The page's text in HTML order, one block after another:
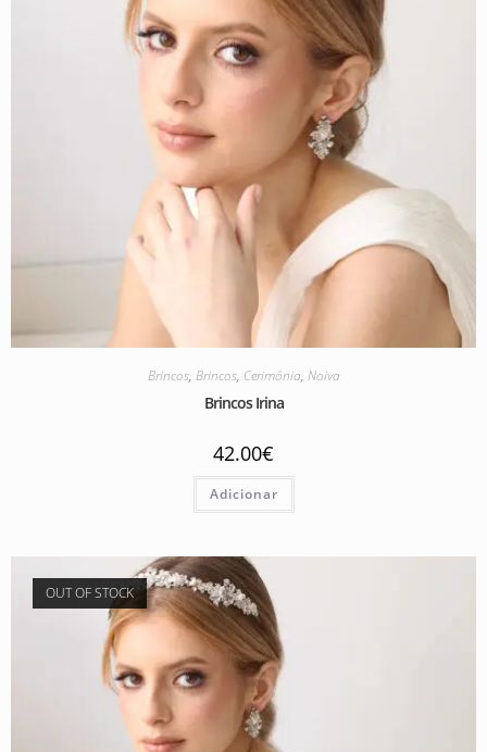
Brincos, Brincos, Cerimónia, Noiva
Brincos Irina
42.00€
Adicionar
OUT OF STOCK